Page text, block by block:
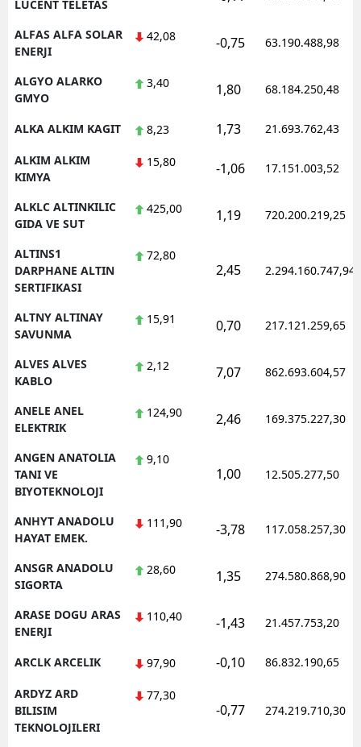
LUCENT TELETAS
ALFAS ALFA SOLAR
ENERJI
42,08 -0,75 63.190.488,98
ALGYO ALARKO
GMYO
3,40 1,80 68.184.250,48
ALKA ALKIM KAGIT 8,23 1,73 21.693.762,43
ALKIM ALKIM
KIMYA
15,80 -1,06 17.151.003,52
ALKLC ALTINKILIC
GIDA VE SUT
425,00 1,19 720.200.219,25
ALTINS1
DARPHANE ALTIN
SERTIFIKASI
72,80
2,45 2.294.160.747,94
ALTNY ALTINAY
SAVUNMA
15,91 0,70 217.121.259,65
ALVES ALVES
KABLO
2,12 7,07 862.693.604,57
ANELE ANEL
ELEKTRIK
124,90 2,46 169.375.227,30
ANGEN ANATOLIA
TANI VE
BIYOTEKNOLOJI
9,10
1,00 12.505.277,50
ANHYT ANADOLU
HAYAT EMEK.
111,90 -3,78 117.058.257,30
ANSGR ANADOLU
SIGORTA
28,60 1,35 274.580.868,90
ARASE DOGU ARAS
ENERJI
110,40 -1,43 21.457.753,20
ARCLK ARCELIK 97,90 -0,10 86.832.190,65
ARDYZ ARD
BILISIM
TEKNOLOJILERI
77,30
-0,77 274.219.710,30